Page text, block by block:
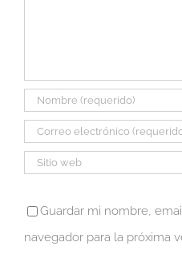
Guardar mi nombre,
navegador para la próxima